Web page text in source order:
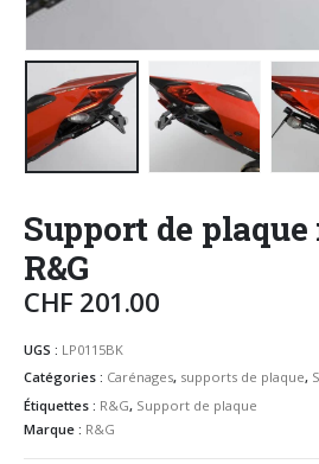
Support de
R&G
CHF 201.00
UGS : LP0115BK
Catégories : Carénages, supports de plaque,
Étiquettes : R&G, Support de plaque
Marque : R&G